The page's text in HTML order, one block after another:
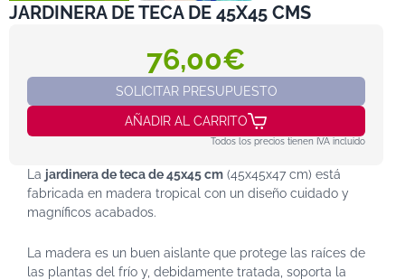
JARDINERA DE TECA DE 45X45 CMS
76,00€
SOLICITAR PRESUPUESTO
AÑADIR AL CARRITO
Todos los precios tienen IVA incluido
La jardinera de teca de 45x45 cm (45x45x47 cm) está
fabricada en madera tropical con un diseño cuidado y
magníficos acabados.
La madera es un buen aislante que protege las raíces de
las plantas del frío y, debidamente tratada, soporta la